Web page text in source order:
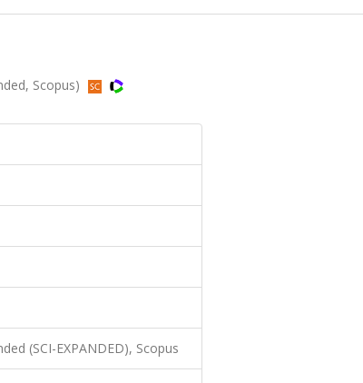
Scopus)
(SCI-EXPANDED), Scopus